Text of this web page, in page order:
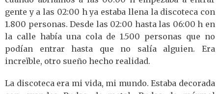
gente y a las 02:00 h ya estaba llena la discoteca con
1.800 personas. Desde las 02:00 hasta las 06:00 h en
la calle había una cola de 1.500 personas que no
podían entrar hasta que no salía alguien. Era
increïble, otro sueño hecho realidad.
La discoteca era mi vida, mi mundo. Estaba decorada